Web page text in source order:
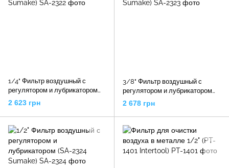
1/4" Фильтр воздушный с
регулятором и лубрикатором
(SA-2322 Sumake)
2 623 грн
3/8" Фильтр воздушный с
регулятором и лубрикатором
(SA-2323 Sumake)
2 678 грн